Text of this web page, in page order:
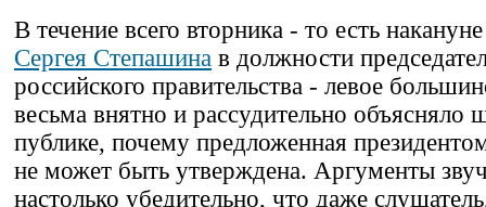
В течение всего вторника - то есть
Сергея Степашина в должности
российского правительства - левое
весьма внятно и рассудительно объясняло
публике, почему предложенная
не может быть утверждена. Аргументы
настолько убедительно, что даже